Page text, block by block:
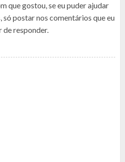
que gostou, se eu puder ajudar
só postar nos comentários que eu
de responder.